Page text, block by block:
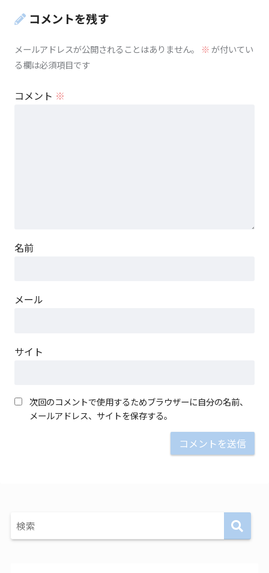
コメントを残す
メールアドレスが公開されることはありません。 ※が付いてい
る欄は必須項目です
コメント ※
名前
メール
サイト
次回のコメントで使用するためブラウザーに自分の名前、
メールアドレス、サイトを保存する。